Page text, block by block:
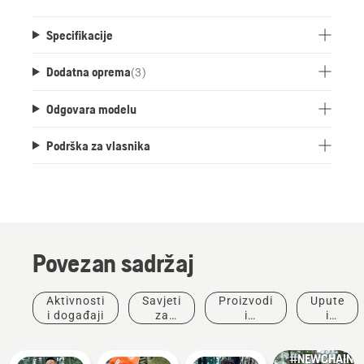
Specifikacije
Dodatna oprema(3)
Odgovara modelu
Podrška za vlasnika
Povezan sadržaj
Aktivnosti
i događaji
Savjeti
za
Proizvodi
i
Upute
i
Proizvodi